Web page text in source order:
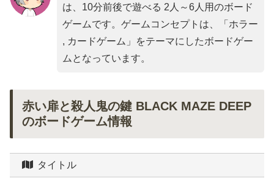
は、10分前後で遊べる 2人～6人用のボード
ゲームです。ゲームコンセプトは、「 ホラー
, カードゲーム 」をテーマにしたボードゲー
ムとなっています。
赤い扉と殺人鬼の鍵 BLACK MAZE DEEP
のボードゲーム情報
タイトル